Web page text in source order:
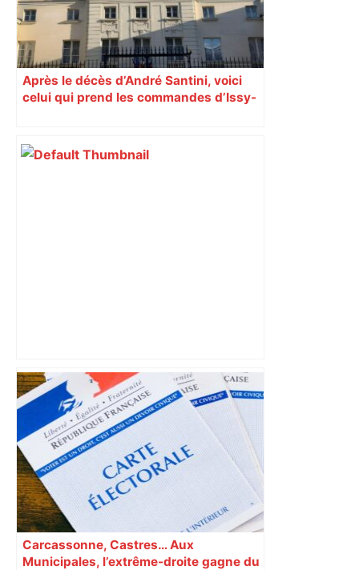
Après le décès d’André Santini, voici
celui qui prend les commandes d’Issy-
Vous pensiez que c’était comme une
voiture ? La vérité sur les avions qui
reculent – ici.fr
Carcassonne, Castres… Aux
Municipales, l’extrême-droite gagne du